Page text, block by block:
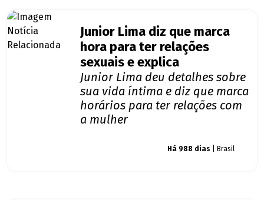
Junior Lima diz que marca
hora para ter relações
sexuais e explica
Junior Lima deu detalhes sobre
sua vida íntima e diz que marca
horários para ter relações com
a mulher
Há 988 dias | Brasil